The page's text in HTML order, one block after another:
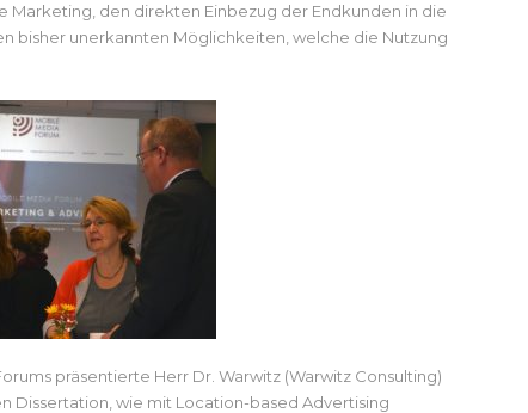
den direkten Einbezug der Endkunden in die
bisher unerkannten Möglichkeiten, welche die Nutzung
präsentierte Herr Dr. Warwitz (Warwitz Consulting)
Dissertation, wie mit Location-based Advertising